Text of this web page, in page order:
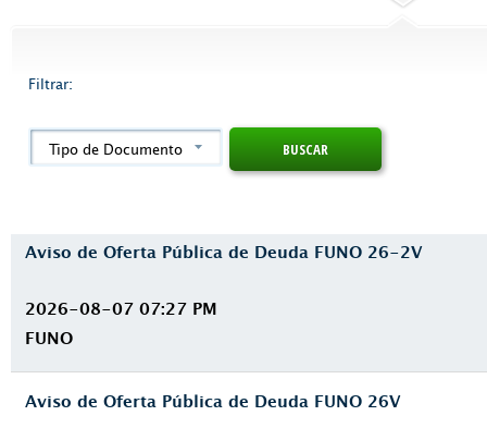
Filtrar:
Tipo de Documento
Aviso de Oferta Pública de Deuda FUNO 26-2V
2026-08-07 07:27 PM
FUNO
Aviso de Oferta Pública de Deuda FUNO 26V